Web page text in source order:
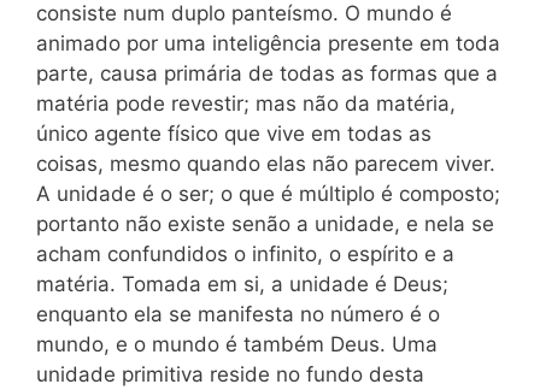
consiste num duplo panteísmo. O mundo é
animado por uma inteligência presente em toda
parte, causa primária de todas as formas que a
matéria pode revestir; mas não da matéria,
único agente físico que vive em todas as
coisas, mesmo quando elas não parecem viver.
A unidade é o ser; o que é múltiplo é composto;
portanto não existe senão a unidade, e nela se
acham confundidos o infinito, o espírito e a
matéria. Tomada em si, a unidade é Deus;
enquanto ela se manifesta no número é o
mundo, e o mundo é também Deus. Uma
unidade primitiva reside no fundo desta